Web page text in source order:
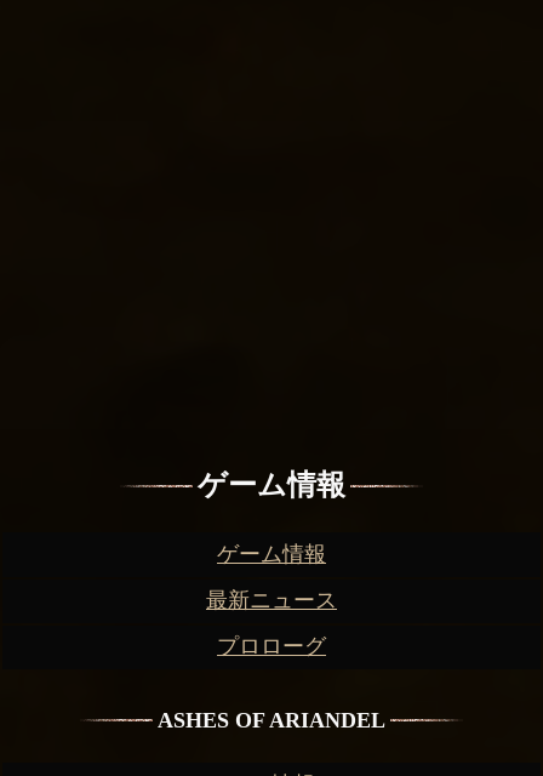
ゲーム情報
ゲーム情報
最新ニュース
プロローグ
ASHES OF ARIANDEL